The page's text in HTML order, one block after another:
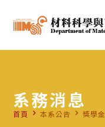
系務消息
首頁 navigate_next 本系公告 navigate_next 獎學金